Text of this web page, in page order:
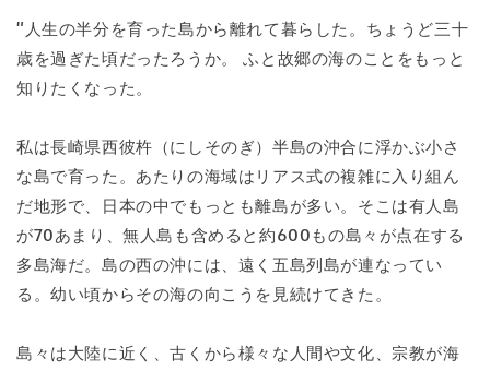
"人生の半分を育った島から離れて暮らした。ちょうど三十
歳を過ぎた頃だったろうか。 ふと故郷の海のことをもっと
知りたくなった。
私は長崎県西彼杵（にしそのぎ）半島の沖合に浮かぶ小さ
な島で育った。あたりの海域はリアス式の複雑に入り組ん
だ地形で、日本の中でもっとも離島が多い。そこは有人島
が70あまり、無人島も含めると約600もの島々が点在する
多島海だ。島の西の沖には、遠く五島列島が連なってい
る。幼い頃からその海の向こうを見続けてきた。
島々は大陸に近く、古くから様々な人間や文化、宗教が海